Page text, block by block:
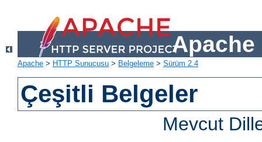
Apache
Apache > HTTP Sunucusu > Belgeleme > Sürüm 2.4
Çeşitli Belgeler
Mevcut